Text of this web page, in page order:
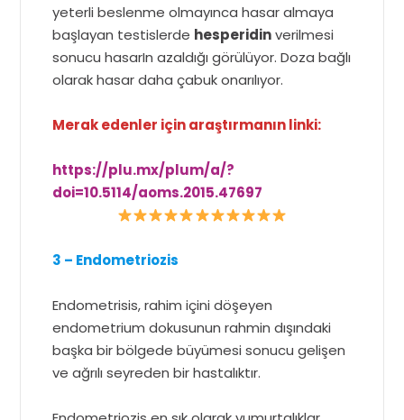
yeterli beslenme olmayınca hasar almaya
başlayan testislerde hesperidinverilmesi
sonucu hasarIn azaldığı görülüyor. Doza bağlı
olarak hasar daha çabuk onarılıyor.
Merak edenler için araştırmanın linki:
https://plu.mx/plum/a/?
doi=10.5114/aoms.2015.47697
3 – Endometriozis
Endometrisis, rahim içini döşeyen
endometrium dokusunun rahmin dışındaki
başka bir bölgede büyümesi sonucu gelişen
ve ağrılı seyreden bir hastalıktır.